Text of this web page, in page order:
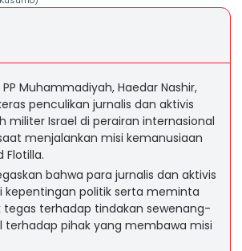
Muhammadiyah, Haedar Nashir,
penculikan jurnalis dan aktivis
militer Israel di perairan internasional
menjalankan misi kemanusiaan
Flotilla.
bahwa para jurnalis dan aktivis
kepentingan politik serta meminta
tegas terhadap tindakan sewenang-
terhadap pihak yang membawa misi